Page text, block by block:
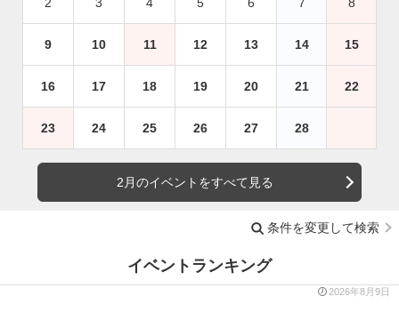
9 10 11 12 13 14 15
16 17 18 19 20 21 22
23 24 25 26 27 28
2月のイベントをすべて見る
条件を変更して検索
イベントランキング
2026年8月9日